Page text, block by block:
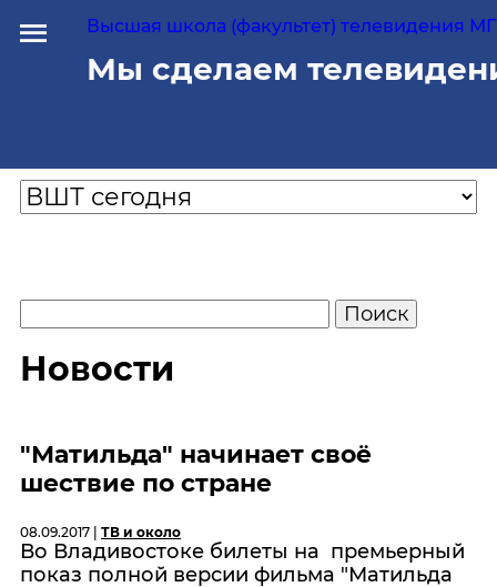
Высшая школа (факультет) телевидения
Мы сделаем
Новости
"Матильда" начинает своё
шествие по стране
08.09.2017 | ТВ и около
Во Владивостоке билеты на премьерный
показ полной версии фильма "Матильда